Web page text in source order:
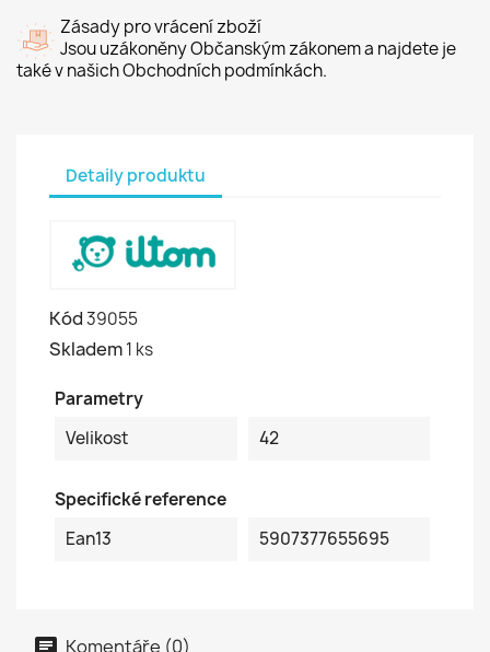
Zásady pro vrácení zboží
Jsou uzákoněny Občanským zákonem a najdete je
také v našich Obchodních podmínkách.
Detaily produktu
Kód39055
Skladem1 ks
Parametry
Velikost
42
Specifické reference
Ean13
5907377655695
Komentáře (0)